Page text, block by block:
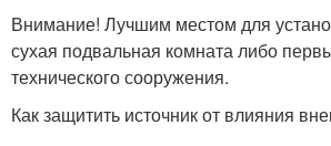
Внимание! Лучшим местом для
сухая подвальная комната либо
технического сооружения.
Как защитить источник от влияния